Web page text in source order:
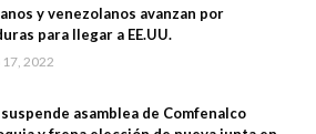
y venezolanos avanzan por
para llegar a EE.UU.
2022
asamblea de Comfenalco